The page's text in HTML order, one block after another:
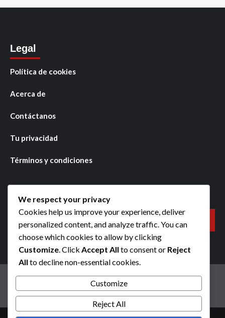
Legal
Política de cookies
Acerca de
Contáctanos
Tu privacidad
Términos y condiciones
Search
for:
Política de cookies Acerca de
Contáctanos
Tu privacidad
Términos y condiciones
We respect your privacy
Cookies help us improve your experience, deliver
personalized content, and analyze traffic. You can
choose which cookies to allow by clicking
Customize . Click Accept All to consent or Reject
All to decline non-essential cookies.
Customize
Reject All